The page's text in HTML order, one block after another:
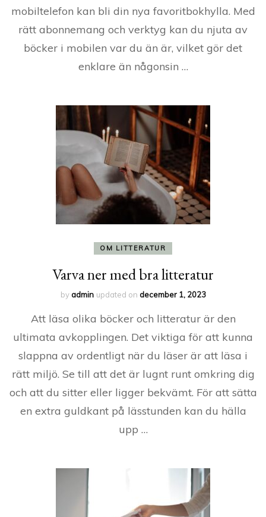
mobiltelefon kan bli din nya favoritbokhylla. Med
rätt abonnemang och verktyg kan du njuta av
böcker i mobilen var du än är, vilket gör det
enklare än någonsin …
OM LITTERATUR
Varva ner med bra litteratur
byadmin updated on december 1, 2023
Att läsa olika böcker och litteratur är den
ultimata avkopplingen. Det viktiga för att kunna
slappna av ordentligt när du läser är att läsa i
rätt miljö. Se till att det är lugnt runt omkring dig
och att du sitter eller ligger bekvämt. För att sätta
en extra guldkant på lässtunden kan du hälla
upp …